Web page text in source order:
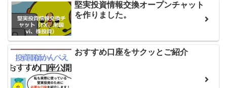
堅実投資情報交換オープンチャット
を作りました。
おすすめ口座をサクッとご紹介